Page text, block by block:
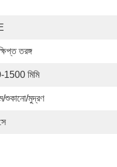
তরঙ্গ
1500 মিমি
শুকানো/মুদ্রণ